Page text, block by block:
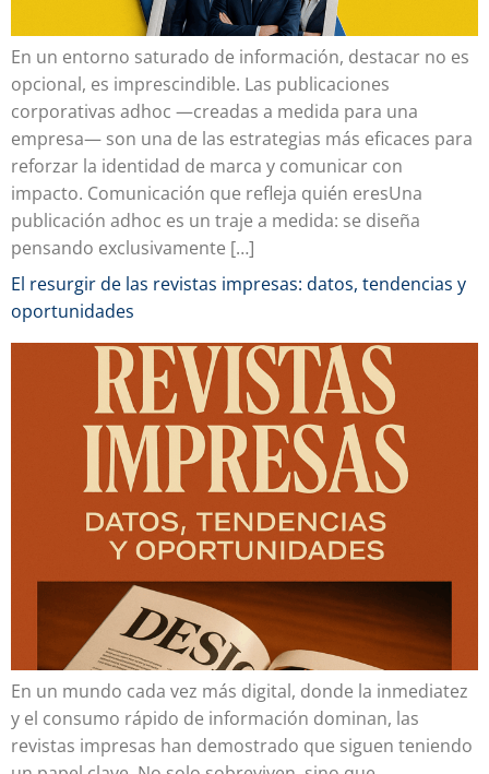
En un entorno saturado de información, destacar no es
opcional, es imprescindible. Las publicaciones
corporativas adhoc —creadas a medida para una
empresa— son una de las estrategias más eficaces para
reforzar la identidad de marca y comunicar con
impacto. Comunicación que refleja quién eresUna
publicación adhoc es un traje a medida: se diseña
pensando exclusivamente […]
El resurgir de las revistas impresas: datos, tendencias y
oportunidades
En un mundo cada vez más digital, donde la inmediatez
y el consumo rápido de información dominan, las
revistas impresas han demostrado que siguen teniendo